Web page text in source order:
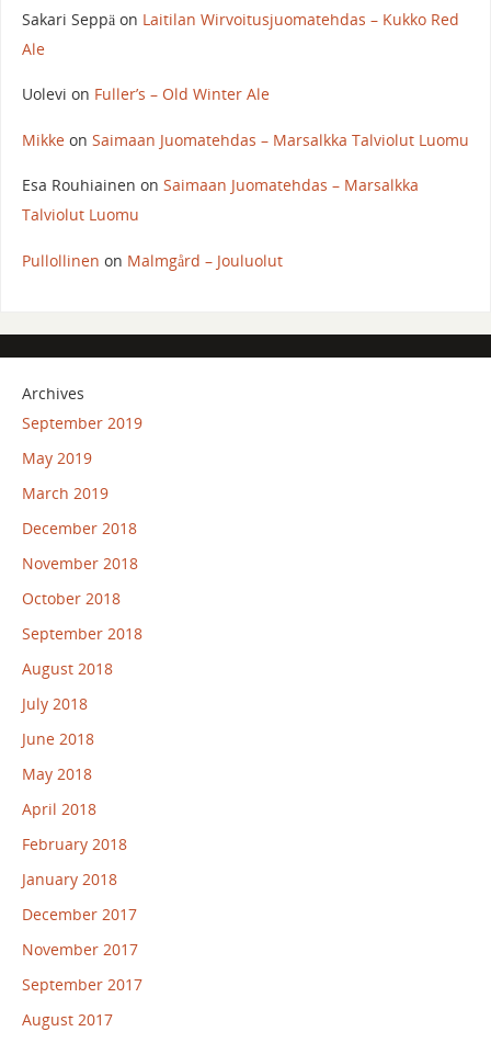
Sakari Seppäon Laitilan Wirvoitusjuomatehdas – Kukko Red
Ale
Uolevi on Fuller’s – Old Winter Ale
Mikkeon Saimaan Juomatehdas – Marsalkka Talviolut Luomu
Esa Rouhiainen on Saimaan Juomatehdas – Marsalkka
Talviolut Luomu
Pullollinen on Malmgård – Jouluolut
Archives
September 2019
May 2019
March 2019
December 2018
November 2018
October 2018
September 2018
August 2018
July 2018
June 2018
May 2018
April 2018
February 2018
January 2018
December 2017
November 2017
September 2017
August 2017